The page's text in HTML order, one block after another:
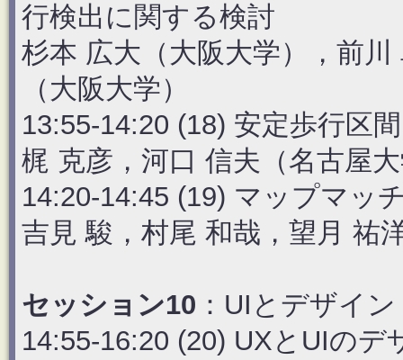
行検出に関する検討
杉本 広大（大阪大学），前
（大阪大学）
13:55-14:20 (18) 安定歩行区
梶 克彦，河口 信夫（名古屋
14:20-14:45 (19) マップマッ
吉見 駿，村尾 和哉，望月 祐
セッション10 ：UIとデザイン
14:55-16:20 (20) UXとUIの